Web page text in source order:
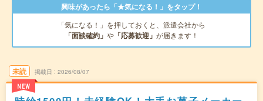
興味があったら「★気になる！」をタップ！
「気になる！」を押しておくと、派遣会社から
「面談確約」 や 「応募歓迎」 が届きます！
未読
NEW
掲載日 2026/08/07